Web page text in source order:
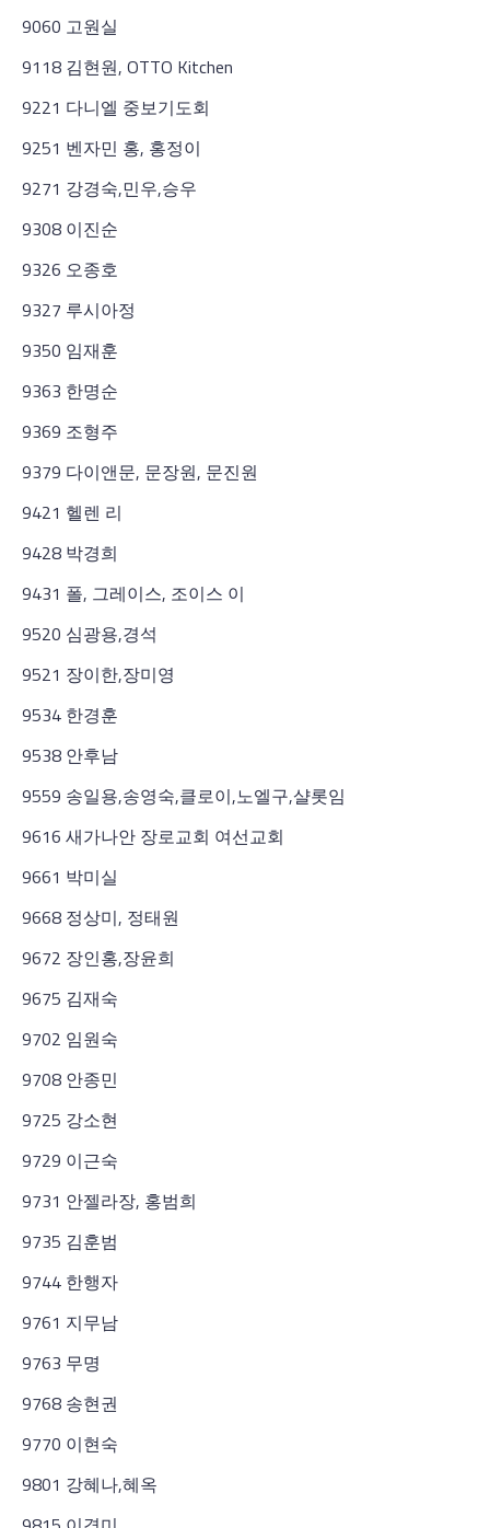
9060 고원실
9118 김현원, OTTO Kitchen
9221 다니엘 중보기도회
9251 벤자민 홍, 홍정이
9271 강경숙,민우,승우
9308 이진순
9326 오종호
9327 루시아정
9350 임재훈
9363 한명순
9369 조형주
9379 다이앤문, 문장원, 문진원
9421 헬렌 리
9428 박경희
9431 폴, 그레이스, 조이스 이
9520 심광용,경석
9521 장이한,장미영
9534 한경훈
9538 안후남
9559 송일용,송영숙,클로이,노엘구,샬롯임
9616 새가나안 장로교회 여선교회
9661 박미실
9668 정상미, 정태원
9672 장인홍,장윤희
9675 김재숙
9702 임원숙
9708 안종민
9725 강소현
9729 이근숙
9731 안젤라장, 홍범희
9735 김훈범
9744 한행자
9761 지무남
9763 무명
9768 송현권
9770 이현숙
9801 강혜나,혜옥